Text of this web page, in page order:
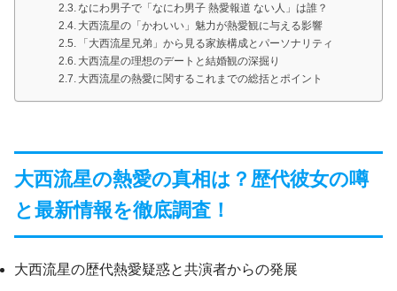
なにわ男子で「なにわ男子 熱愛報道 ない人」は誰？
大西流星の「かわいい」魅力が熱愛観に与える影響
「大西流星兄弟」から見る家族構成とパーソナリティ
大西流星の理想のデートと結婚観の深掘り
大西流星の熱愛に関するこれまでの総括とポイント
大西流星の熱愛の真相は？歴代彼女の噂
と最新情報を徹底調査！
大西流星の歴代熱愛疑惑と共演者からの発展